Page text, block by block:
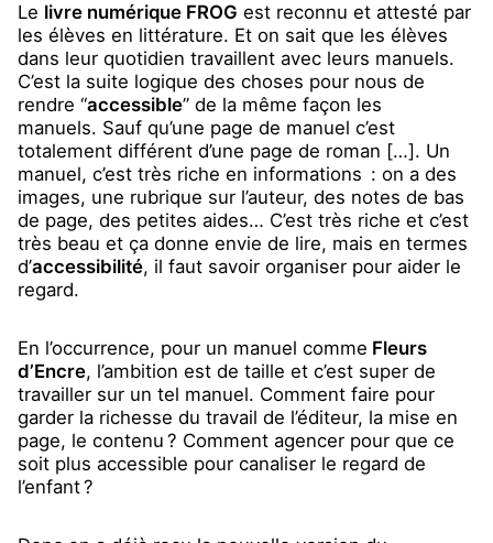
Le livre numérique FROG est reconnu et attesté par
les élèves en littérature. Et on sait que les élèves
dans leur quotidien travaillent avec leurs manuels.
C’est la suite logique des choses pour nous de
rendre “accessible” de la même façon les
manuels. Sauf qu’une page de manuel c’est
totalement différent d’une page de roman […]. Un
manuel, c’est très riche en informations : on a des
images, une rubrique sur l’auteur, des notes de bas
de page, des petites aides… C’est très riche et c’est
très beau et ça donne envie de lire, mais en termes
d’accessibilité, il faut savoir organiser pour aider le
regard.
En l’occurrence, pour un manuel comme Fleurs
d’Encre, l’ambition est de taille et c’est super de
travailler sur un tel manuel. Comment faire pour
garder la richesse du travail de l’éditeur, la mise en
page, le contenu ? Comment agencer pour que ce
soit plus accessible pour canaliser le regard de
l’enfant ?